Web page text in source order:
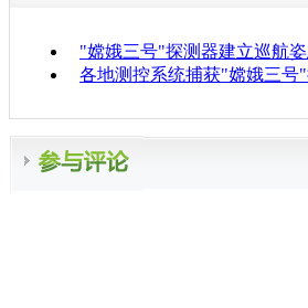
"嫦娥三号"探测器建立巡航
各地测控系统捕获"嫦娥三号